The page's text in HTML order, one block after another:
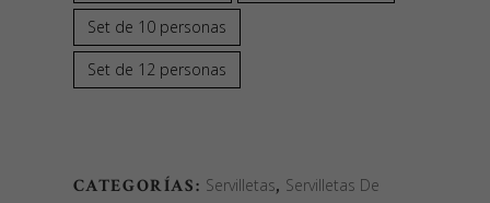
Set de 10 personas
Set de 12 personas
CATEGORÍAS: Servilletas, Servilletas De